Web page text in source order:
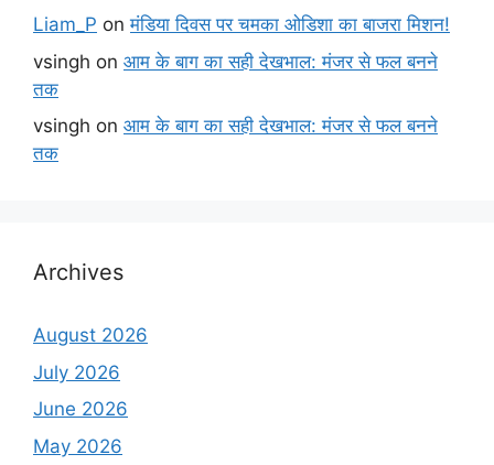
Liam_P onमंडिया दिवस पर चमका ओडिशा का बाजरा मिशन!
vsingh on आम के बाग का सही देखभाल: मंजर से फल बनने
तक
vsingh on आम के बाग का सही देखभाल: मंजर से फल बनने
तक
Archives
August 2026
July 2026
June 2026
May 2026